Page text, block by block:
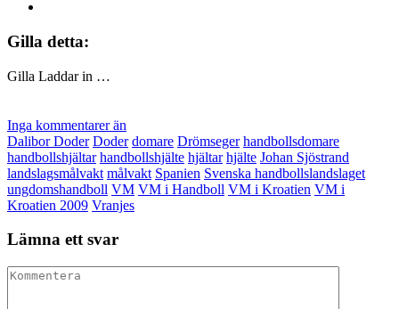
Gilla detta:
Gilla Laddar in …
Inga kommentarer än
Dalibor Doder Doder domare Drömseger handbollsdomare
handbollshjältar handbollshjälte hjältar hjälte Johan Sjöstrand
landslagsmålvakt målvakt Spanien Svenska handbollslandslaget
ungdomshandboll VM VM i Handboll VM i Kroatien VM i
Kroatien 2009 Vranjes
Lämna ett svar